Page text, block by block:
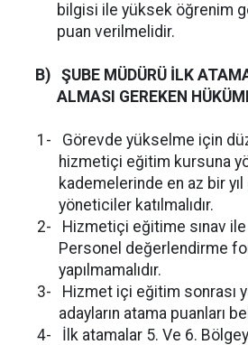
bilgisi ile yüksek öğrenim
puan verilmelidir.
B) ŞUBE MÜDÜRÜ İLK
ALMASI GEREKEN
1-
Görevde yükselme için
hizmetiçi eğitim kursuna
kademelerinde en az bir
yöneticiler katılmalıdır.
2-
Hizmetiçi eğitime sınav ile
Personel değerlendirme
yapılmamalıdır.
3-
Hizmet içi eğitim sonrası
adayların atama puanları
4-
İlk atamalar 5. Ve 6.